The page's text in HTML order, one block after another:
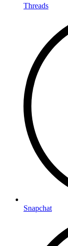
Threads
Snapchat